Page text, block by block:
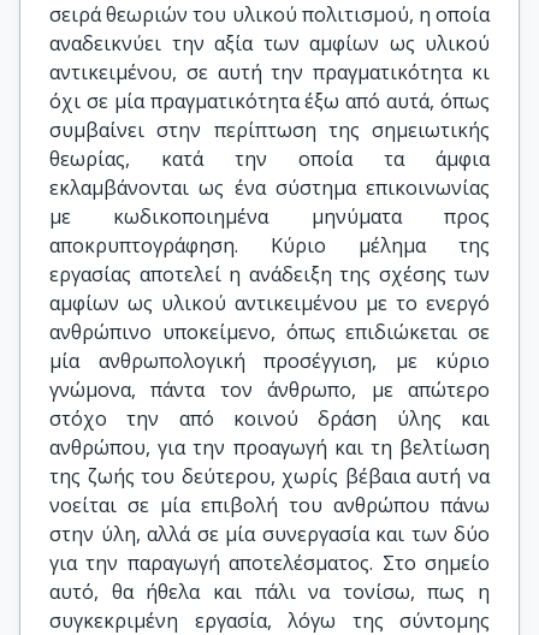
σειρά θεωριών του υλικού πολιτισμού, η οποία
αναδεικνύει την αξία των αμφίων ως υλικού
αντικειμένου, σε αυτή την πραγματικότητα κι
όχι σε μία πραγματικότητα έξω από αυτά, όπως
συμβαίνει στην περίπτωση της σημειωτικής
θεωρίας, κατά την οποία τα άμφια
εκλαμβάνονται ως ένα σύστημα επικοινωνίας
με κωδικοποιημένα μηνύματα προς
αποκρυπτογράφηση. Κύριο μέλημα της
εργασίας αποτελεί η ανάδειξη της σχέσης των
αμφίων ως υλικού αντικειμένου με το ενεργό
ανθρώπινο υποκείμενο, όπως επιδιώκεται σε
μία ανθρωπολογική προσέγγιση, με κύριο
γνώμονα, πάντα τον άνθρωπο, με απώτερο
στόχο την από κοινού δράση ύλης και
ανθρώπου, για την προαγωγή και τη βελτίωση
της ζωής του δεύτερου, χωρίς βέβαια αυτή να
νοείται σε μία επιβολή του ανθρώπου πάνω
στην ύλη, αλλά σε μία συνεργασία και των δύο
για την παραγωγή αποτελέσματος. Στο σημείο
αυτό, θα ήθελα και πάλι να τονίσω, πως η
συγκεκριμένη εργασία, λόγω της σύντομης